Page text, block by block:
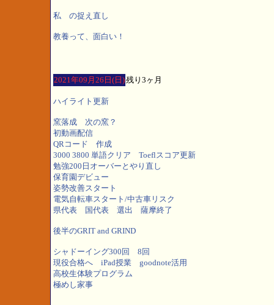
私 の捉え直し
教養って、面白い！
2021年09月26日(日)残り3ヶ月
ハイライト更新
窯落成 次の窯？
初動画配信
QRコード 作成
3000 3800 単語クリア Toeflスコア更新
勉強200日オーバーとやり直し
保育園デビュー
姿勢改善スタート
電気自転車スタート/中古車リスク
県代表 国代表 選出 薩摩終了
後半のGRIT and GRIND
シャドーイング300回 8回
現役合格へ iPad授業 goodnote活用
高校生体験プログラム
極めし家事